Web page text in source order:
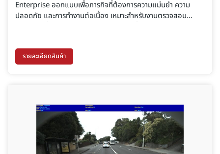
Enterprise ออกแบบเพื่อภารกิจที่ต้องการความแม่นยำ ความ
ปลอดภัย และการทำงานต่อเนื่อง เหมาะสำหรับงานตรวจสอบ
รายละเอียดสินค้า